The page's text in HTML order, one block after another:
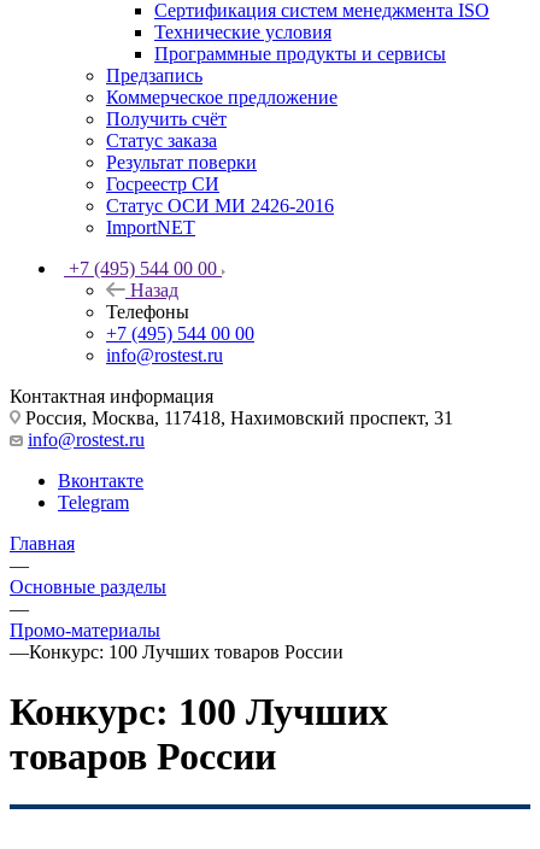
Сертификация систем менеджмента ISO
Технические условия
Программные продукты и сервисы
Предзапись
Коммерческое предложение
Получить счёт
Статус заказа
Результат поверки
Госреестр СИ
Статус ОСИ МИ 2426-2016
ImportNET
+7 (495) 544 00 00
Назад
Телефоны
+7 (495) 544 00 00
info@rostest.ru
Контактная информация
Россия, Москва, 117418, Нахимовский проспект, 31
info@rostest.ru
Вконтакте
Telegram
Главная
—
Основные разделы
—
Промо-материалы
—Конкурс: 100 Лучших товаров России
Конкурс: 100 Лучших
товаров России